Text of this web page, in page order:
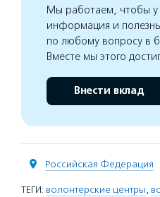
Мы работаем, чтобы у
информация и
по любому вопросу в
Вместе мы этого
Внести вклад
Российская Федерация
ТЕГИ: волонтерские центры,